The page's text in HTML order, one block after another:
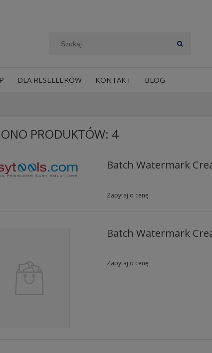
DLA RESELLERÓW KONTAKT BLOG
PRODUKTÓW: 4
Batch Watermark
Zapytaj o cenę
Batch Watermark
Zapytaj o cenę